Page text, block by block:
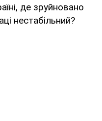
де зруйновано
нестабільний?